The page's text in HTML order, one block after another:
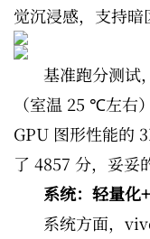
觉沉浸感，支持暗
基准跑分测试
（室温 25 ℃左右
GPU 图形性能的
了 4857 分，妥妥
系统：轻量化
系统方面，